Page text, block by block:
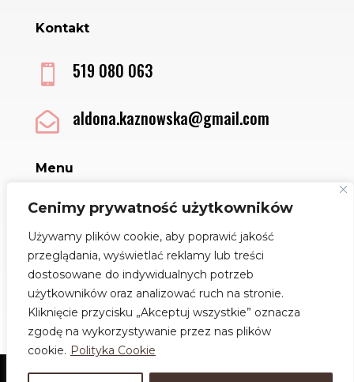
Cenimy prywatność użytkowników
Używamy plików cookie, aby poprawić jakość
przeglądania, wyświetlać reklamy lub treści
dostosowane do indywidualnych potrzeb
użytkowników oraz analizować ruch na stronie.
Kliknięcie przycisku „Akceptuj wszystkie” oznacza
zgodę na wykorzystywanie przez nas plików
cookie. Polityka Cookie
Kontakt
 519 080 063
 aldona.kaznowska@gmail.com
Menu
Sklep
Regulamin
Polityka Cookies
Jak dbać o biżuterię